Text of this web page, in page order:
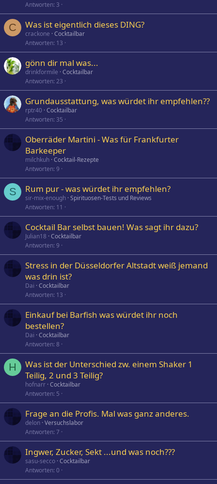
Antworten 3
C Was ist eigentlich dieses DING?
crackone Cocktailbar
Antworten 13
gönn dir mal was...
drinkformile Cocktailbar
Antworten 23
Grundausstattung, was würdet ihr empfehlen??
rptr40 Cocktailbar
Antworten 35
Oberräder Martini - Was für Frankfurter
Barkeeper
milchkuh Cocktail-Rezepte
Antworten 9
S Rum pur - was würdet ihr empfehlen?
sir-mix-enough Spirituosen-Tests und Reviews
Antworten 11
Cocktail Bar selbst bauen! Was sagt ihr dazu?
Julian18 Cocktailbar
Antworten 9
Stress in der Düsseldorfer Altstadt weiß jemand
was drin ist?
Dai Cocktailbar
Antworten 13
Einkauf bei Barfish was würdet ihr noch
bestellen?
Dai Cocktailbar
Antworten 8
H
Was ist der Unterschied zw. einem Shaker 1
Teilig, 2 und 3 Teilig?
hofnarr Cocktailbar
Antworten 5
Frage an die Profis. Mal was ganz anderes.
delon Versuchslabor
Antworten 7
Ingwer, Zucker, Sekt ...und was noch???
sasu-secco Cocktailbar
Antworten 0